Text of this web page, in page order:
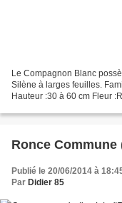
Le Compagnon Blanc
Silène à larges feuilles.
Hauteur :30 à 60 cm Fleur
Ronce
Publié le 20/06/2014 à
Par Didier 85